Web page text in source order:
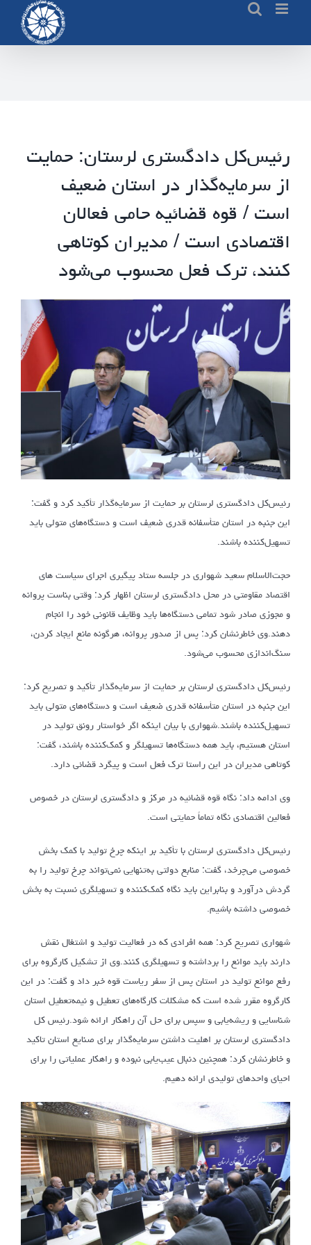
content
رئیس‌کل دادگستری لرستان: حمایت
از سرمایه‌گذار در استان ضعیف
است / قوه قضائیه حامی فعالان
اقتصادی است / مدیران کوتاهی
کنند، ترک فعل محسوب می‌شود
رئیس‌کل دادگستری لرستان بر حمایت از سرمایه‌گذار تأکید کرد و گفت:
این جنبه در استان متأسفانه قدری ضعیف است و دستگاه‌های متولی باید
تسهیل‌کننده باشند.
حجت‌الاسلام سعید شهواری در جلسه ستاد پیگیری اجرای سیاست های
اقتصاد مقاومتی در محل دادگستری لرستان اظهار کرد: وقتی بناست پروانه
و مجوزی صادر شود تمامی دستگاه‌ها باید وظایف قانونی خود را انجام
دهند.وی خاطرنشان کرد: پس از صدور پروانه، هرگونه مانع ایجاد کردن،
سنگ‌اندازی محسوب می‌شود.
رئیس‌کل دادگستری لرستان بر حمایت از سرمایه‌گذار تأکید و تصریح کرد:
این جنبه در استان متأسفانه قدری ضعیف است و دستگاه‌های متولی باید
تسهیل‌کننده باشند.شهواری با بیان اینکه اگر خواستار رونق تولید در
استان هستیم، باید همه دستگاه‌ها تسهیلگر و کمک‌کننده باشند، گفت:
کوتاهی مدیران در این راستا ترک فعل است و پیگرد قضائی دارد.
وی ادامه داد: نگاه قوه قضائیه در مرکز و دادگستری لرستان در خصوص
فعالین اقتصادی نگاه تماماً حمایتی است.
رئیس‌کل دادگستری لرستان با تأکید بر اینکه چرخ تولید با کمک بخش
خصوصی می‌چرخد، گفت: منابع دولتی به‌تنهایی نمی‌تواند چرخ تولید را به
گردش درآورد و بنابراین باید نگاه کمک‌کننده و تسهیلگری نسبت به بخش
خصوصی داشته باشیم.
شهواری تصریح کرد: همه افرادی که در فعالیت تولید و اشتغال نقش
دارند باید موانع را برداشته و تسهیلگری کنند.وی از تشکیل کارگروه برای
رفع موانع تولید در استان پس از سفر ریاست قوه خبر داد و گفت: در این
کارگروه مقرر شده است که مشکلات کارگاه‌های تعطیل و نیمه‌تعطیل استان
شناسایی و ریشه‌یابی و سپس برای حل آن راهکار ارائه شود.رئیس کل
دادگستری لرستان بر اهلیت داشتن سرمایه‌گذار برای صنایع استان تاکید
و خاطرنشان کرد: همچنین دنبال عیب‌یابی نبوده و راهکار عملیاتی را برای
احیای واحدهای تولیدی ارائه دهیم.